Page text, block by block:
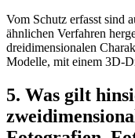
Vom Schutz erfasst sind
ähnlichen Verfahren
dreidimensionalen
Modelle, mit einem 3D-
5. Was gilt